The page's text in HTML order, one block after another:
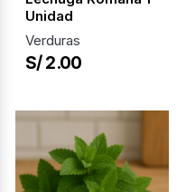
Unidad
Verduras
S/ 2.00